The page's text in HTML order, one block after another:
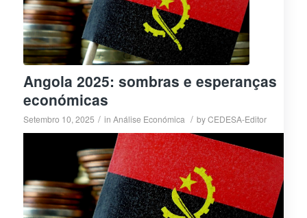
Angola 2025: sombras e esperanças
económicas
Setembro 10, 2025 / in Análise Económica / byCEDESA-Editor